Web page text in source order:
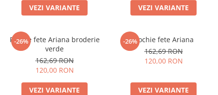
VEZI VARIANTE VEZI VARIANTE
-26%
Rochie fete Ariana broderie
verde
162,69 RON
120,00 RON
VEZI VARIANTE
-26%Rochie fete Ariana
162,69 RON
120,00 RON
VEZI VARIANTE